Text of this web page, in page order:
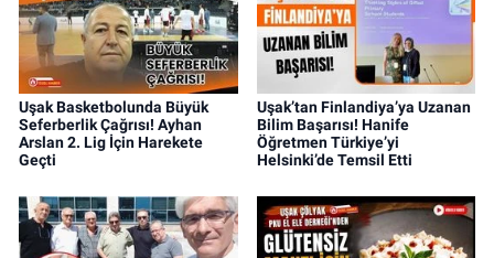
Uşak Basketbolunda Büyük
Seferberlik Çağrısı! Ayhan
Arslan 2. Lig İçin Harekete
Geçti
Uşak’tan Finlandiya’ya Uzanan
Bilim Başarısı! Hanife
Öğretmen Türkiye’yi
Helsinki’de Temsil Etti